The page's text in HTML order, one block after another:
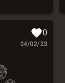
0
04/02/23